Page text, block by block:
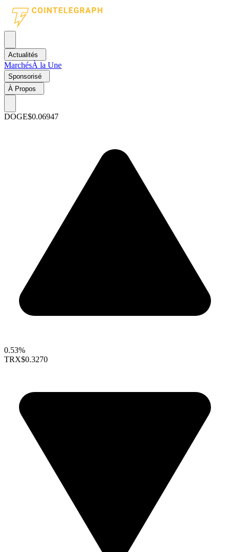
Actualités
MarchésÀ la Une
Sponsorisé
À Propos
DOGE$0.06947
0.53%
TRX$0.3270